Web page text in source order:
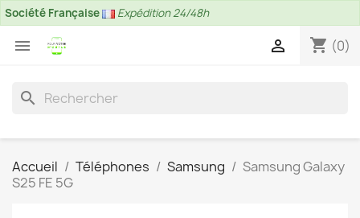
Société Française Expédition 24/48h
 shopping_cart (0)

search
Accueil Téléphones Samsung
Samsung Galaxy
S25 FE 5G